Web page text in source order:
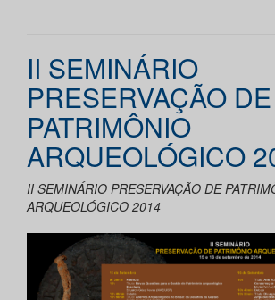
II SEMINÁRIO
PRESERVAÇÃO DE
PATRIMÔNIO
ARQUEOLÓGICO
II SEMINÁRIO PRESERVAÇÃO DE
ARQUEOLÓGICO 2014